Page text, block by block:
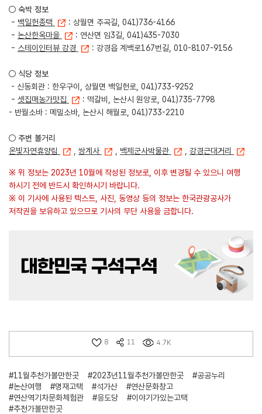
○ 숙박 정보
- 백일헌종택
: 상월면 주곡길, 041)736-4166
- 논산한옥마을
: 연산면 임3길, 041)435-7030
- 스테이인터뷰 강경 : 강경읍 계백로167번길, 010-8107-9156
○ 식당 정보
- 신동회관 : 한우구이, 상월면 백일헌로, 041)733-9252
- 셋집매농가맛집
: 떡갈비, 논산시 원앙로, 041)735-7798
- 반월소바 : 메밀소바, 논산시 해월로, 041)733-2210
○ 주변 볼거리
온빛자연휴양림
, 쌍계사 , 백제군사박물관 , 강경근대거리
※ 위 정보는 2023년 10월에 작성된 정보로, 이후 변경될 수 있으니 여행
하시기 전에 반드시 확인하시기 바랍니다.
※ 이 기사에 사용된 텍스트, 사진, 동영상 등의 정보는 한국관광공사가
저작권을 보유하고 있으므로 기사의 무단 사용을 금합니다.
8 11 4.7K
#11월추천가볼만한곳 #2023년11월추천가볼만한곳
#공공누리
#논산여행
#명재고택 #석가산
#연산문화창고
#연산역기차문화체험관
#응도당
#이야기가있는고택
#추천가볼만한곳